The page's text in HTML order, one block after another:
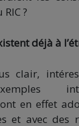
?
déjà à
clair,
en effet
et avec des